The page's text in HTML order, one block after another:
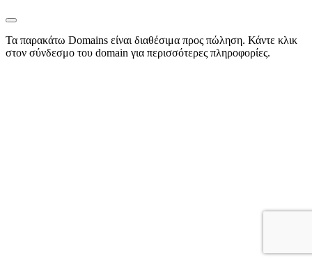
Τα παρακάτω Domains είναι διαθέσιμα προς πώληση. Κάντε κλικ
στον σύνδεσμο του domain για περισσότερες πληροφορίες.